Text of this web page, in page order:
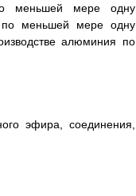
меньшей мере одну
по меньшей мере одну
алюминия по
эфира, соединения,